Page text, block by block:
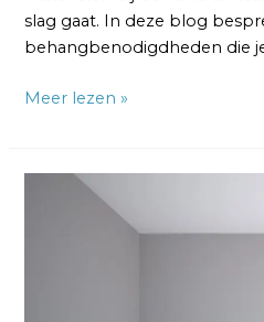
slag gaat. In deze blog
behangbenodigdheden die
Meer lezen »
Behangen: